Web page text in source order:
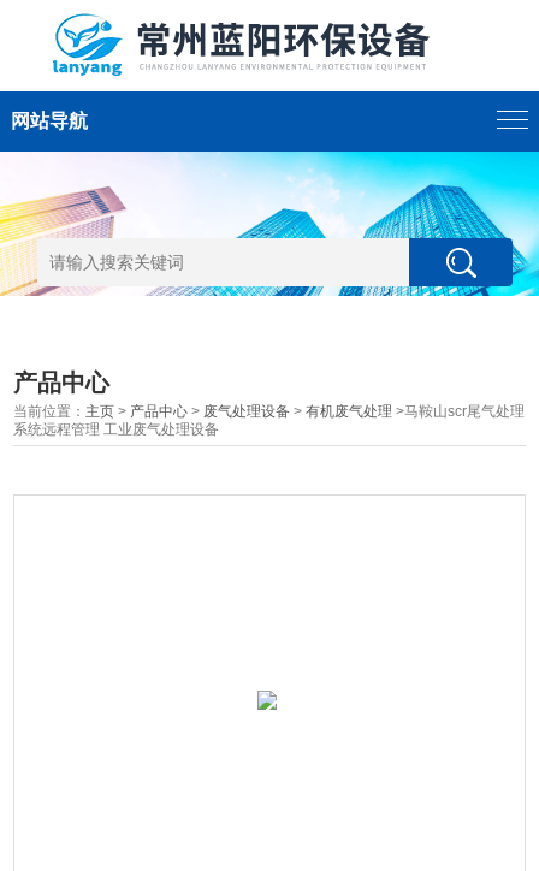
网站导航
产品中心
当前位置： 主页 > 产品中心 > 废气处理设备 >有机废气处理 >马鞍山scr尾气处理
系统远程管理 工业废气处理设备